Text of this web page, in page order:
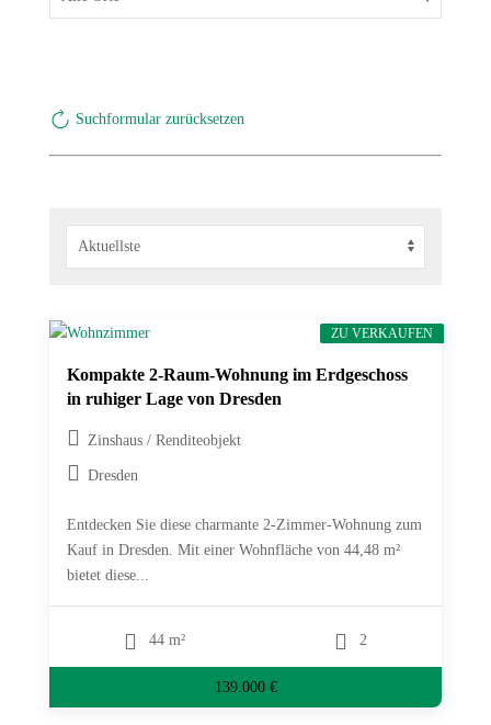
Suchformular zurücksetzen
Kompakte 2-Raum-Wohnung im Erdgeschoss
in ruhiger Lage von Dresden
Zinshaus / Renditeobjekt
Dresden
Entdecken Sie diese charmante 2-Zimmer-Wohnung zum
Kauf in Dresden. Mit einer Wohnfläche von 44,48 m²
bietet diese...
44 m² 2
139.000 €
ZU VERKAUFEN